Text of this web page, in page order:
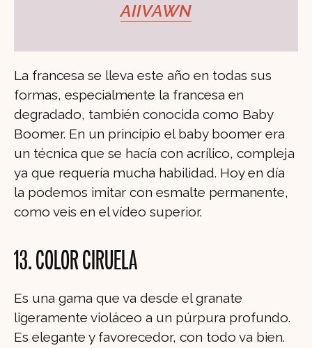
AIIVAWN
La francesa se lleva este año en todas sus
formas, especialmente la francesa en
degradado, también conocida como Baby
Boomer. En un principio el baby boomer era
un técnica que se hacía con acrílico, compleja
ya que requería mucha habilidad. Hoy en día
la podemos imitar con esmalte permanente,
como veis en el vídeo superior.
13. COLOR CIRUELA
Es una gama que va desde el granate
ligeramente violáceo a un púrpura profundo.
Es elegante y favorecedor, con todo va bien.